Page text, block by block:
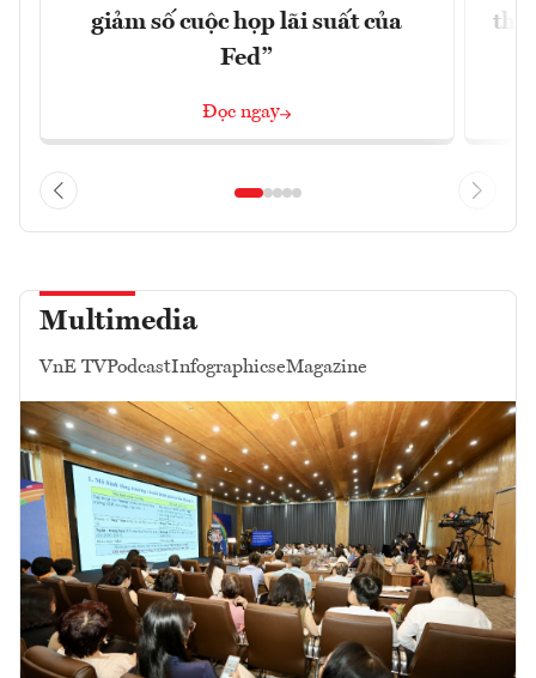
giảm số cuộc họp lãi suất của
Fed”
Đọc ngay
Multimedia
VnE TVPodcastInfographicseMagazine